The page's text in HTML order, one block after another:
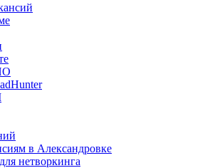
в Александровке
нетворкинга